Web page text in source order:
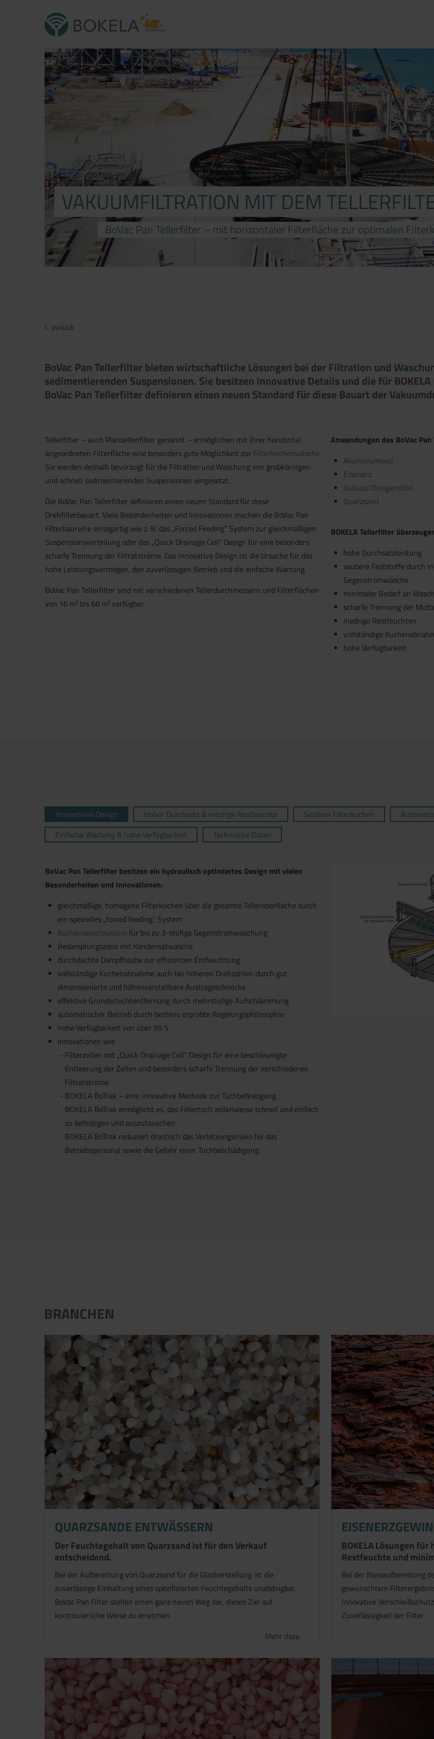
VAKUUMFILTRATION MIT DEM
BoVac Pan Tellerfilter – mit horizontaler Filterfläche zur optimalen
zurück
BoVac Pan Tellerfilter bieten wirtschaftliche Lösungen bei der Filtration und
sedimentierenden Suspensionen. Sie besitzen innovative Details und die für
BoVac Pan Tellerfilter definieren einen neuen Standard für diese Bauart der
Tellerfilter – auch Planzellenfilter genannt – ermöglichen mit ihrer horizontal
angeordneten Filterfläche eine besonders gute Möglichkeit zur Filterkuchenwäsche.
Sie werden deshalb bevorzugt für die Filtration und Waschung von grobkörnigen
und schnell sedimentierenden Suspensionen eingesetzt.
Die BoVac Pan Tellerfilter definieren einen neuen Standard für diese
Drehfilterbauart. Viele Besonderheiten und Innovationen machen die BoVac Pan
Filterbaureihe einzigartig wie z. B. das „Forced Feeding“ System zur gleichmäßigen
Suspensionsverteilung oder das „Quick Drainage Cell“ Design für eine besonders
scharfe Trennung der Filtratströme. Das innovative Design ist die Ursache für das
hohe Leistungsvermögen, den zuverlässigen Betrieb und die einfache Wartung.
BoVac Pan Tellerfilter sind mit verschiedenen Tellerdurchmessern und Filterflächen
von 16 m² bis 68 m² verfügbar.
Anwendungen des BoVac
Aluminiumoxid
Eisenerz
Kalisalz/Düngemittel
Quarzsand
BOKELA Tellerfilter
hohe Durchsatzleistung
saubere Feststoffe durch
Gegenstromwäsche
minimaler Bedarf an
scharfe Trennung der
niedrige Restfeuchten
vollständige
hohe Verfügbarkeit
Innovatives Design Hoher Durchsatz & niedrige Restfeuchte Saubere Filterkuchen
Einfache Wartung & hohe Verfügbarkeit
Technische Daten
BoVac Pan Tellerfilter besitzen ein hydraulisch optimiertes Design mit vielen
Besonderheiten und Innovationen:
gleichmäßige, homogene Filterkuchen über die gesamte Telleroberfläche durch
ein spezielles „forced feeding“ System
Kuchenwaschsystem für bis zu 3-stufige Gegenstromwaschung
Bedampfungszone mit Kondensatwäsche
durchdachte Dampfhaube zur effizienten Entfeuchtung
vollständige Kuchenabnahme auch bei höheren Drehzahlen durch gut
dimensionierte und höhenverstellbare Austragsschnecke
effektive Grundschichtentfernung durch mehrstufige Aufschlämmung
automatischer Betrieb durch bestens erprobte Regelungsphilosophie
hohe Verfügbarkeit von über 95 %
Innovationen wie
Filterzellen mit „Quick Drainage Cell“ Design für eine beschleunigte
Entleerung der Zellen und besonders scharfe Trennung der verschiedenen
Filtratströme
BOKELA BoTrak – eine innovative Methode zur Tuchbefestigung
BOKELA BoTrak ermöglicht es, das Filtertuch zellenweise schnell und einfach
zu befestigen und auszutauschen.
BOKELA BoTrak reduziert drastisch das Verletzungsrisiko für das
Betriebspersonal sowie die Gefahr einer Tuchbeschädigung.
BRANCHEN
QUARZSANDE ENTWÄSSERN
Der Feuchtegehalt von Quarzsand ist für den Verkauf
entscheidend.
Bei der Aufbereitung von Quarzsand für die Glasherstellung ist die
zuverlässige Einhaltung eines spezifizierten Feuchtegehalts unabdingbar.
BoVac Pan Filter stellen einen ganz neuen Weg dar, dieses Ziel auf
kontinuierliche Weise zu erreichen.
Mehr dazu
BOKELA Lösungen
Restfeuchte und
Bei der Nassaufbereitung
gewünschtem
Innovative
Zuverlässigkeit der Filter.